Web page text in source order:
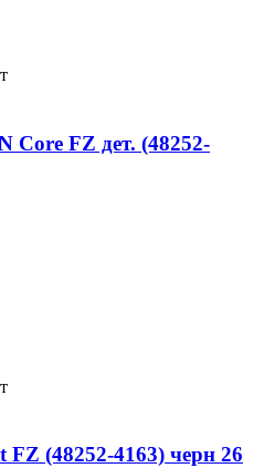
FZ дет. (48252-
FZ (48252-4163) черн 26